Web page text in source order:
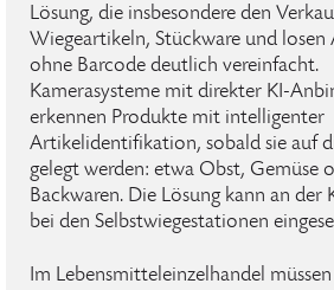
Lösung, die insbesondere den
Wiegeartikeln, Stückware und losen
ohne Barcode deutlich vereinfacht.
Kamerasysteme mit direkter KI-
erkennen Produkte mit intelligenter
Artikelidentifikation, sobald sie auf
gelegt werden: etwa Obst, Gemüse
Backwaren. Die Lösung kann an der
bei den Selbstwiegestationen
Im Lebensmitteleinzelhandel müssen